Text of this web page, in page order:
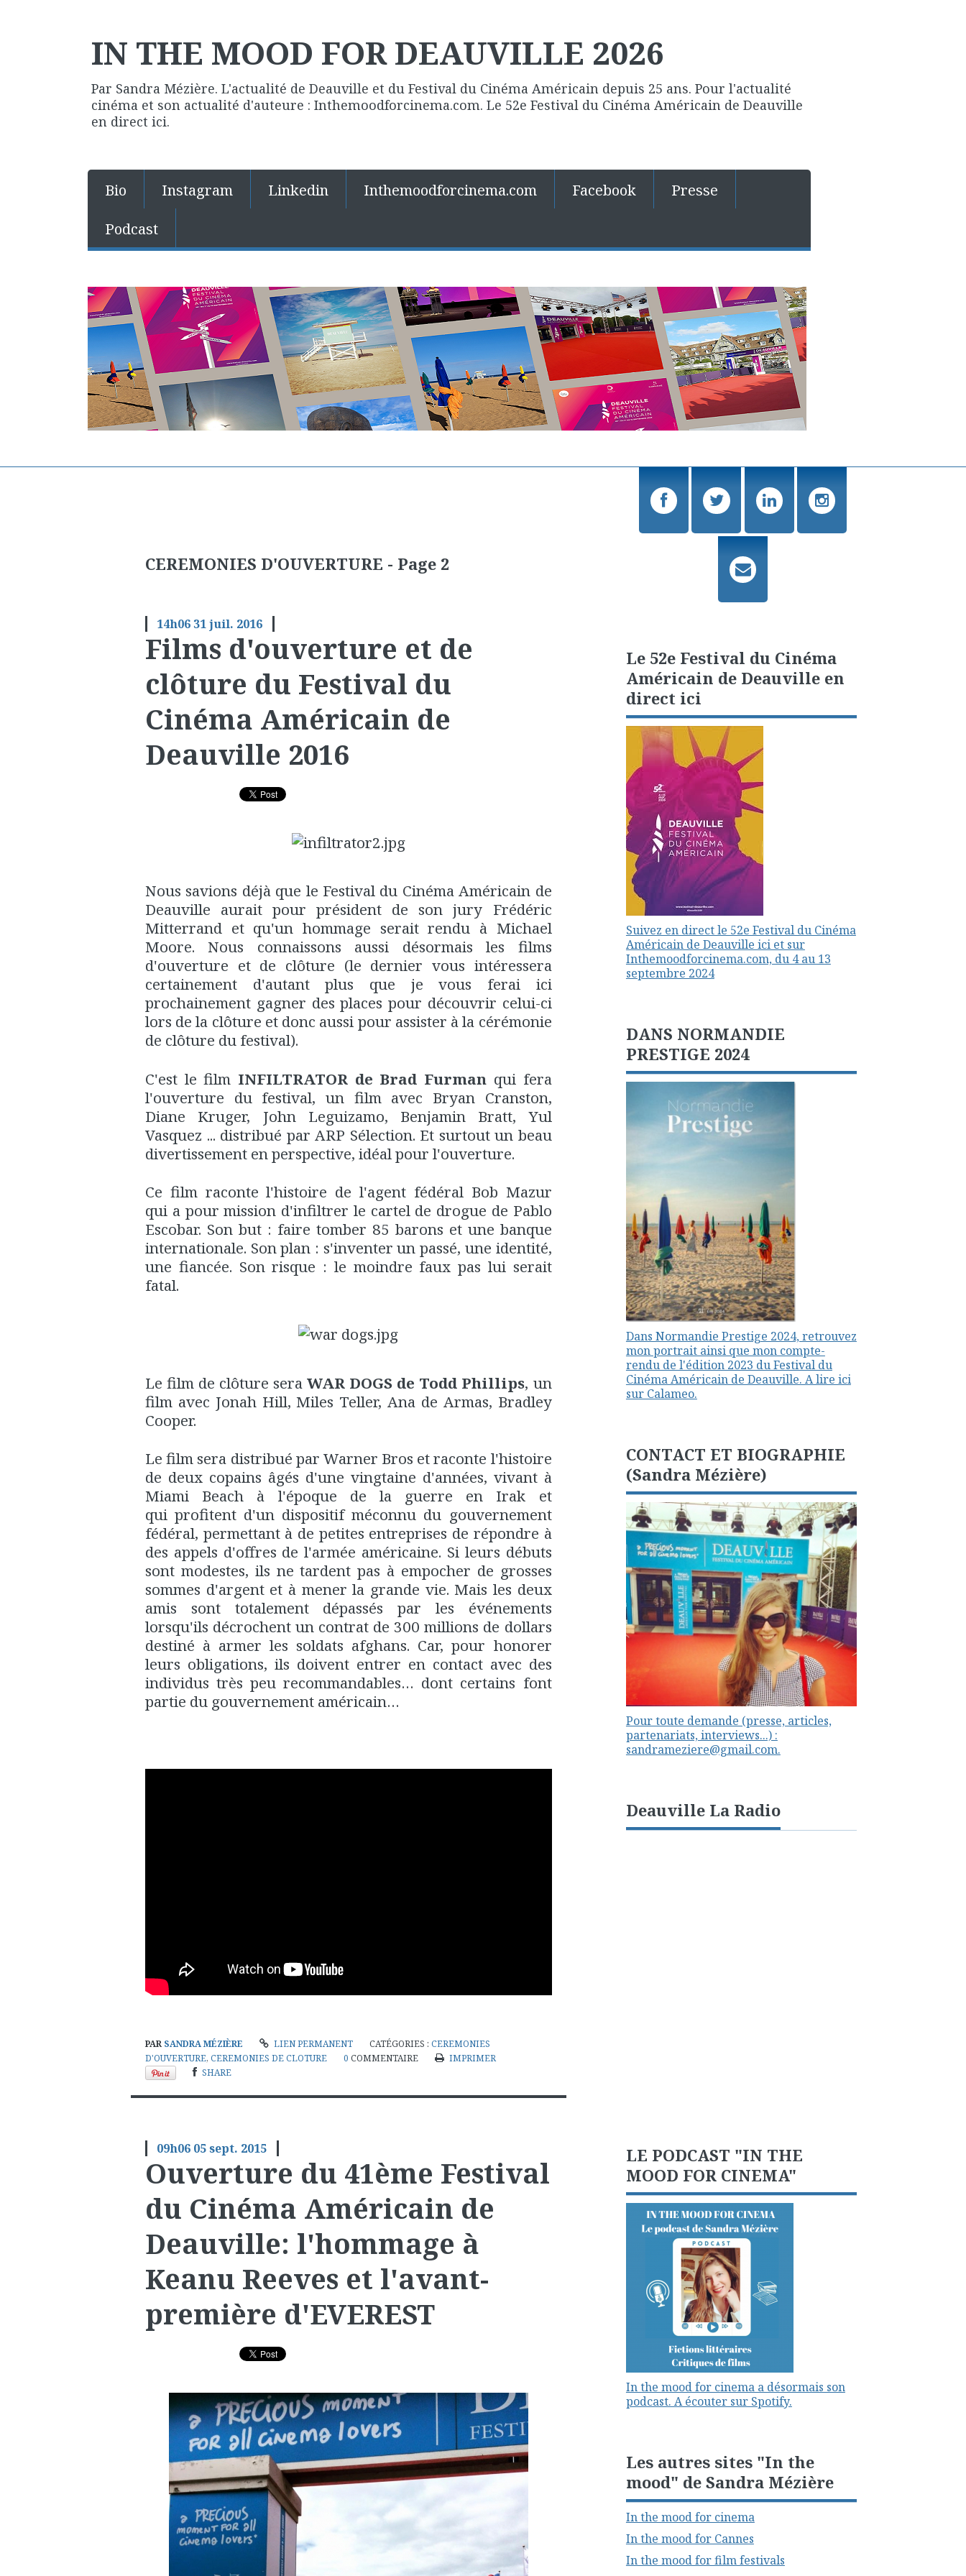
IN THE MOOD FOR DEAUVILLE 2026
Par Sandra Mézière. L'actualité de Deauville et du Festival du Cinéma Américain depuis 25 ans. Pour l'actualité
cinéma et son actualité d'auteure : Inthemoodforcinema.com. Le 52e Festival du Cinéma Américain de Deauville
en direct ici.
Bio Instagram Linkedin Inthemoodforcinema.com Facebook
Presse
Podcast
CEREMONIES D'OUVERTURE - Page 2
14h06 31juil. 2016
Films d'ouverture et de
clôture du Festival du
Cinéma Américain de
Deauville 2016
Nous savions déjà que le Festival du Cinéma Américain de
Deauville aurait pour président de son jury Frédéric
Mitterrand et qu'un hommage serait rendu à Michael
Moore. Nous connaissons aussi désormais les films
d'ouverture et de clôture (le dernier vous intéressera
certainement d'autant plus que je vous ferai ici
prochainement gagner des places pour découvrir celui-ci
lors de la clôture et donc aussi pour assister à la cérémonie
de clôture du festival).
C'est le film INFILTRATOR de Brad Furman qui fera
l'ouverture du festival, un film avec Bryan Cranston,
Diane Kruger, John Leguizamo, Benjamin Bratt, Yul
Vasquez ... distribué par ARP Sélection. Et surtout un beau
divertissement en perspective, idéal pour l'ouverture.
Ce film raconte l'histoire de l'agent fédéral Bob Mazur
qui a pour mission d'infiltrer le cartel de drogue de Pablo
Escobar. Son but : faire tomber 85 barons et une banque
internationale. Son plan : s'inventer un passé, une identité,
une fiancée. Son risque : le moindre faux pas lui serait
fatal.
Le film de clôture seraWAR DOGS de Todd Phillips, un
film avec Jonah Hill, Miles Teller, Ana de Armas, Bradley
Cooper.
Le film sera distribué par Warner Bros et raconte l'histoire
de deux copains âgés d'une vingtaine d'années, vivant à
Miami Beach à l'époque de la guerre en Irak et
qui profitent d'un dispositif méconnu du gouvernement
fédéral, permettant à de petites entreprises de répondre à
des appels d'offres de l'armée américaine. Si leurs débuts
sont modestes, ils ne tardent pas à empocher de grosses
sommes d'argent et à mener la grande vie. Mais les deux
amis sont totalement dépassés par les événements
lorsqu'ils décrochent un contrat de 300 millions de dollars
destiné à armer les soldats afghans. Car, pour honorer
leurs obligations, ils doivent entrer en contact avec des
individus très peu recommandables… dont certains font
partie du gouvernement américain…
PAR SANDRA MÉZIÈRE LIEN PERMANENT CATÉGORIES :CEREMONIES
D'OUVERTURE, CEREMONIES DE CLOTURE 0 COMMENTAIRE
IMPRIMER
SHARE
09h06 05sept. 2015
Ouverture du 41ème Festival
du Cinéma Américain de
Deauville: l'hommage à
Keanu Reeves et l'avant-
première d'EVEREST
Le 52e Festival du Cinéma
Américain de Deauville en
direct ici
Suivez en direct le 52e Festival du Cinéma
Américain de Deauville ici et sur
Inthemoodforcinema.com, du 4 au 13
septembre 2024
DANS NORMANDIE
PRESTIGE 2024
Dans Normandie Prestige 2024, retrouvez
mon portrait ainsi que mon compte-
rendu de l'édition 2023 du Festival du
Cinéma Américain de Deauville. A lire ici
sur Calameo.
CONTACT ET BIOGRAPHIE
(Sandra Mézière)
Pour toute demande (presse, articles,
partenariats, interviews...) :
sandrameziere@gmail.com.
Deauville La Radio
LE PODCAST "IN THE
MOOD FOR CINEMA"
In the mood for cinema a désormais son
podcast. A écouter sur Spotify.
Les autres sites "In the
mood" de Sandra Mézière
In the mood for cinema
In the mood for Cannes
In the mood for film festivals